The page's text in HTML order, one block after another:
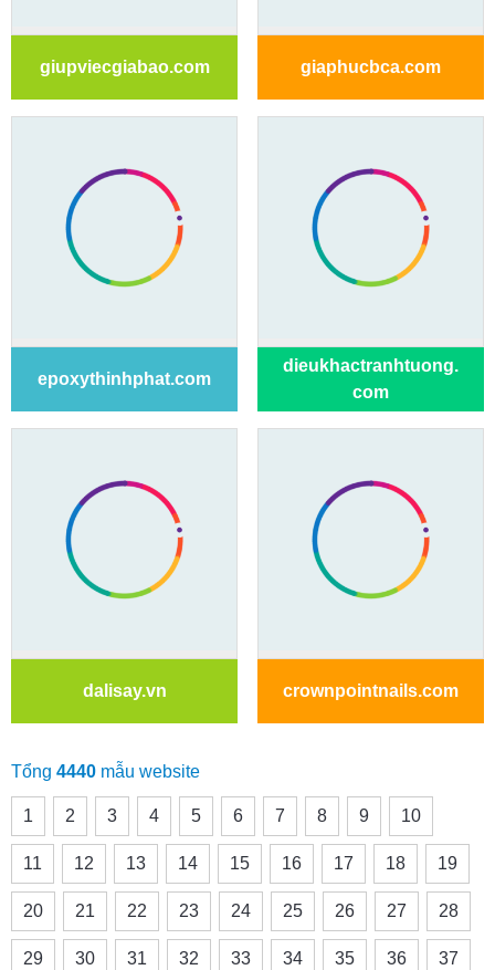
giupviecgiabao.com giaphucbca.com
epoxythinhphat.com
dieukhactranhtuong.
com
dalisay.vn crownpointnails.com
Tổng 4440 mẫu website
1 2 3 4 5 6 7 8 9 10
11 12 13 14 15 16 17 18 19
20 21 22 23 24 25 26 27 28
29 30 31 32 33 34 35 36 37